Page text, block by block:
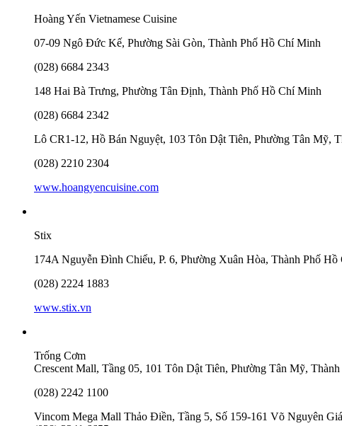
Hoàng Yến Vietnamese Cuisine
07-09 Ngô Đức Kế, Phường Sài Gòn, Thành Phố Hồ Chí Minh
(028) 6684 2343
148 Hai Bà Trưng, Phường Tân Định, Thành Phố Hồ Chí Minh
(028) 6684 2342
Lô CR1-12, Hồ Bán Nguyệt, 103 Tôn Dật Tiên, Phường Tân Mỹ,
(028) 2210 2304
www.hoangyencuisine.com
Stix
174A Nguyễn Đình Chiểu, P. 6, Phường Xuân Hòa, Thành Phố Hồ
(028) 2224 1883
www.stix.vn
Trống Cơm
Crescent Mall, Tầng 05, 101 Tôn Dật Tiên, Phường Tân Mỹ,
(028) 2242 1100
Vincom Mega Mall Thảo Điền, Tầng 5, Số 159-161 Võ Nguyên